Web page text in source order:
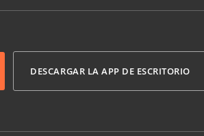
DESCARGAR LA APP DE ESCRITORIO